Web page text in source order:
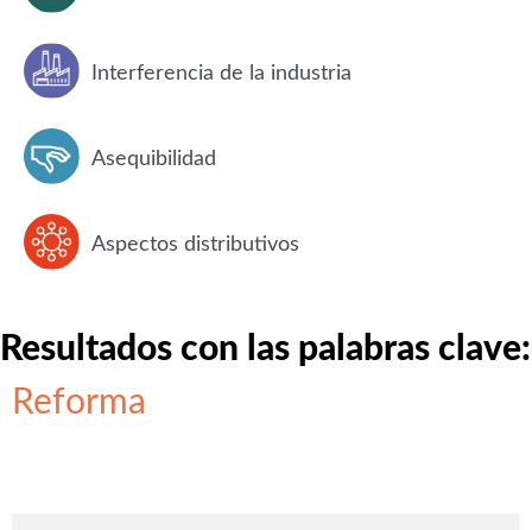
Interferencia de la industria
Asequibilidad
Aspectos distributivos
Resultados con las palabras clave:
Reforma